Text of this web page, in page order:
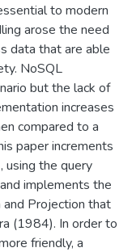
to modern
arose the need
data that are able
NoSQL
but the lack of
increases
compared to a
paper increments
the query
implements the
and Projection that
(1984). In order to
friendly, a